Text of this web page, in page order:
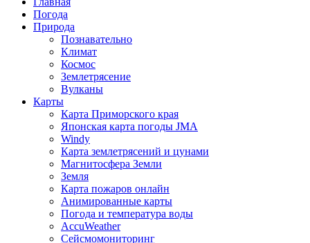
Погода
Природа
Познавательно
Климат
Космос
Землетрясение
Вулканы
Карты
Карта Приморского края
Японская карта погоды JMA
Windy
Карта землетрясений и цунами
Магнитосфера Земли
Земля
Карта пожаров онлайн
Анимированные карты
Погода и температура воды
AccuWeather
Сейсмомониторинг